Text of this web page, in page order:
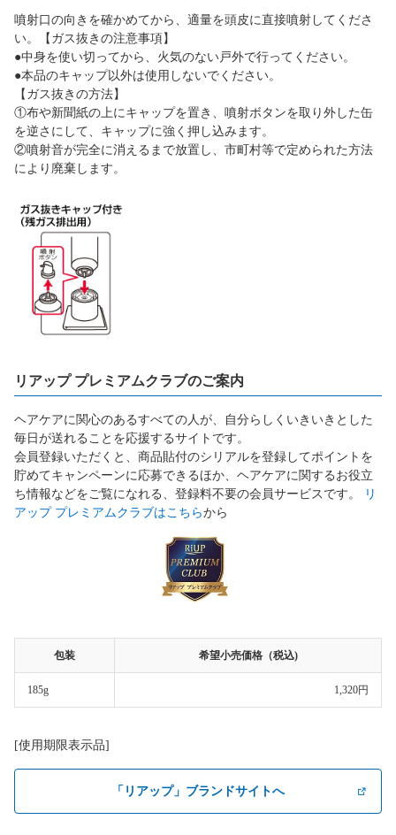
噴射口の向きを確かめてから、適量を頭皮に直接噴射してくださ
い。【ガス抜きの注意事項】
●中身を使い切ってから、火気のない戸外で行ってください。
●本品のキャップ以外は使用しないでください。
【ガス抜きの方法】
①布や新聞紙の上にキャップを置き、噴射ボタンを取り外した缶
を逆さにして、キャップに強く押し込みます。
②噴射音が完全に消えるまで放置し、市町村等で定められた方法
により廃棄します。
リアップ プレミアムクラブのご案内
ヘアケアに関心のあるすべての人が、自分らしくいきいきとした
毎日が送れることを応援するサイトです。
会員登録いただくと、商品貼付のシリアルを登録してポイントを
貯めてキャンペーンに応募できるほか、ヘアケアに関するお役立
ち情報などをご覧になれる、登録料不要の会員サービスです。
リ
アップ プレミアムクラブはこちらから
包装 希望小売価格（税込)
185g 1,320円
[使用期限表示品]
「リアップ」ブランドサイトへ